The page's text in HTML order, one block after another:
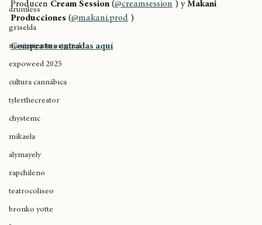
westsidegunn
drumless
griselda
movimiento original
expoweed 2025
cultura cannábica
tylerthecreator
chystemc
mikaela
alymayely
rapchileno
teatrocoliseo
bronko yotte
Producen Cream Session (@creamsession
Producciones
Compra tus entradas aquí